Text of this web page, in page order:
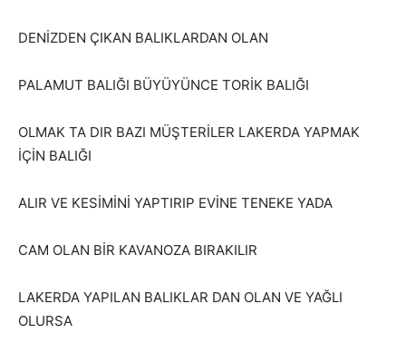
DENİZDEN ÇIKAN BALIKLARDAN OLAN
PALAMUT BALIĞI BÜYÜYÜNCE TORİK BALIĞI
OLMAK TA DIR BAZI MÜŞTERİLER LAKERDA YAPMAK
İÇİN BALIĞI
ALIR VE KESİMİNİ YAPTIRIP EVİNE TENEKE YADA
CAM OLAN BİR KAVANOZA BIRAKILIR
LAKERDA YAPILAN BALIKLAR DAN OLAN VE YAĞLI
OLURSA